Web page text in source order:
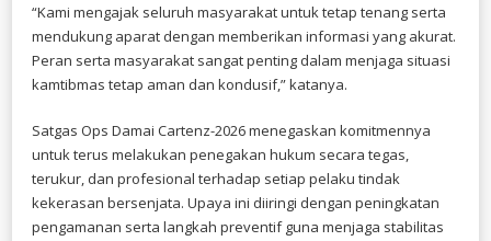
“Kami mengajak seluruh masyarakat untuk tetap tenang serta
mendukung aparat dengan memberikan informasi yang akurat.
Peran serta masyarakat sangat penting dalam menjaga situasi
kamtibmas tetap aman dan kondusif,” katanya.
Satgas Ops Damai Cartenz-2026 menegaskan komitmennya
untuk terus melakukan penegakan hukum secara tegas,
terukur, dan profesional terhadap setiap pelaku tindak
kekerasan bersenjata. Upaya ini diiringi dengan peningkatan
pengamanan serta langkah preventif guna menjaga stabilitas